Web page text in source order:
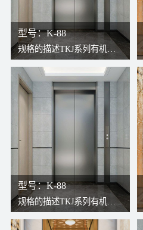
型号：K-88
规格的描述TKJ系列有机房
轮曳引机结合，更高效更稳
定。因曳引机安装于井道上
方，轿厢可以充分占用井
道，故可将轿厢打造得更宽
敞。检修过程安全、方便。
型号：K-88
规格的描述TKJ系列有机房